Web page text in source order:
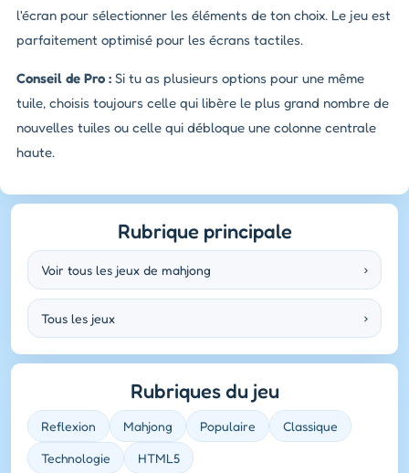
l'écran pour sélectionner les éléments de ton choix. Le jeu est
parfaitement optimisé pour les écrans tactiles.
Conseil de Pro : Si tu as plusieurs options pour une même
tuile, choisis toujours celle qui libère le plus grand nombre de
nouvelles tuiles ou celle qui débloque une colonne centrale
haute.
Rubrique principale
Voir tous les jeux de mahjong ›
Tous les jeux ›
Rubriques du jeu
Reflexion Mahjong Populaire Classique
Technologie HTML5